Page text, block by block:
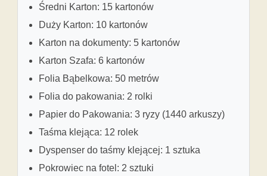
Średni Karton: 15 kartonów
Duży Karton: 10 kartonów
Karton na dokumenty: 5 kartonów
Karton Szafa: 6 kartonów
Folia Bąbelkowa: 50 metrów
Folia do pakowania: 2 rolki
Papier do Pakowania: 3 ryzy (1440 arkuszy)
Taśma klejąca: 12 rolek
Dyspenser do taśmy klejącej: 1 sztuka
Pokrowiec na fotel: 2 sztuki